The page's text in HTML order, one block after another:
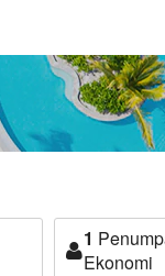
1
Ekonomi